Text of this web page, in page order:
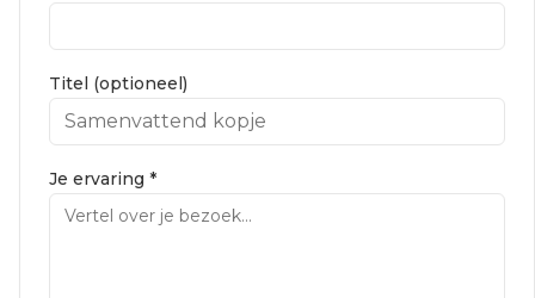
Titel (optioneel)
Je ervaring *